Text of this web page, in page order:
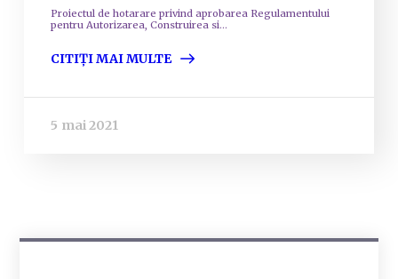
Proiectul de hotarare privind aprobarea Regulamentului
pentru Autorizarea, Construirea si...
CITIȚI MAI MULTE
5 mai 2021